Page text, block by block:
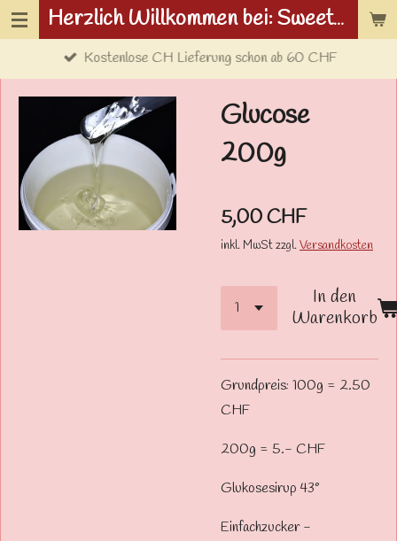
Zum
Herzlich Willkommen bei: Sweetwolf.ch
Kostenlose CH Lieferung schon ab 60 CHF
Glucose
200g
5,00 CHF
inkl. MwSt zzgl.Versandkosten
In den
Warenkorb
Grundpreis: 100g = 2.50
CHF
200g = 5.- CHF
Glukosesirup 43°
Einfachzucker -